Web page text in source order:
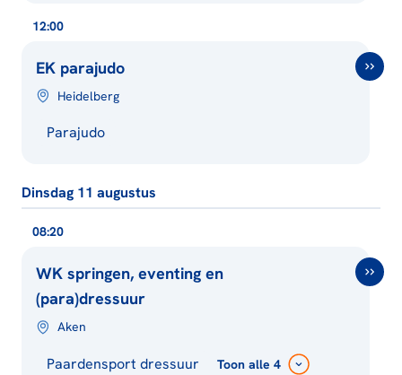
12:00
EK parajudo
Heidelberg
Parajudo
Dinsdag 11 augustus
08:20
WK springen, eventing en
(para)dressuur
Aken
Paardensport dressuur Toon alle 4